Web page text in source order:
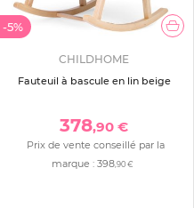
-5%
CHILDHOME
Fauteuil à bascule en lin beige
378,90 €
Prix de vente conseillé par la
marque : 398,90 €